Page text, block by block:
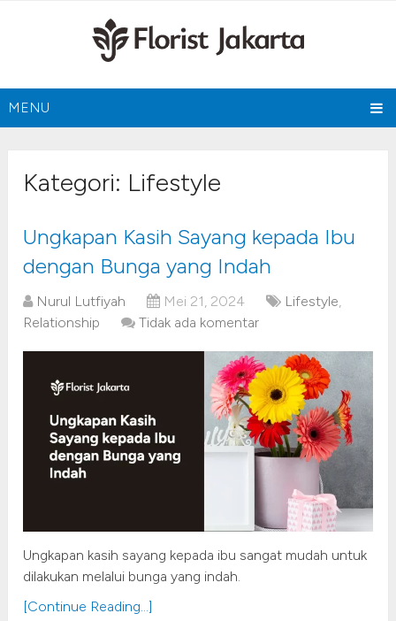
MENU
Kategori: Lifestyle
Ungkapan Kasih Sayang kepada Ibu
dengan Bunga yang Indah
Nurul Lutfiyah Mei 21, 2024 Lifestyle,
Relationship
Tidak ada komentar
Ungkapan kasih sayang kepada ibu sangat mudah untuk
dilakukan melalui bunga yang indah.
[Continue Reading...]